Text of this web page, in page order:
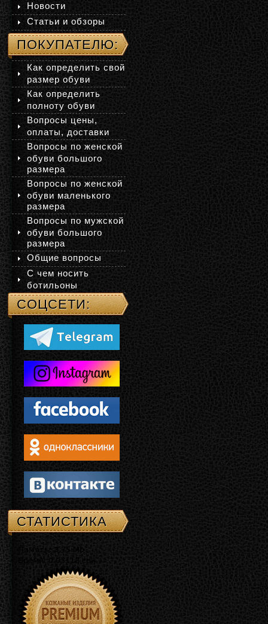
Новости
Статьи и обзоры
ПОКУПАТЕЛЮ:
Как определить свой
размер обуви
Как определить
полноту обуви
Вопросы цены,
оплаты, доставки
Вопросы по женской
обуви большого
размера
Вопросы по женской
обуви маленького
размера
Вопросы по мужской
обуви большого
размера
Общие вопросы
С чем носить
ботильоны
СОЦСЕТИ:
СТАТИСТИКА
Память: 3.75 Mb
Время: 0.03118 сек.